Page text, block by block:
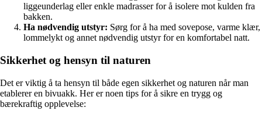
liggeunderlag eller enkle madrasser for å isolere mot kulden fra
bakken.
Ha nødvendig utstyr: Sørg for å ha med sovepose, varme klær,
lommelykt og annet nødvendig utstyr for en komfortabel natt.
Sikkerhet og hensyn til naturen
Det er viktig å ta hensyn til både egen sikkerhet og naturen når man
etablerer en bivuakk. Her er noen tips for å sikre en trygg og
bærekraftig opplevelse: